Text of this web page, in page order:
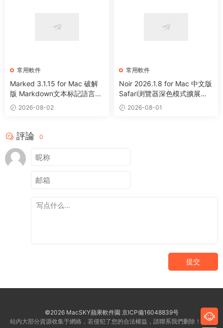
常用軟件
Marked 3.1.15 for Mac 破解
版 Markdown文本标記語言預
覽工具
2026-08-02
常用軟件
Noir 2026.1.8 for Mac 中文版
Safari浏覽器深色模式擴展程
序 2026-08-01
評論 0
提交
©2026 MacSKY蘋果軟件園 京ICP備16048839号
站内大部分資源收集于網絡，若侵犯了您的合法權益，請聯系我們删除！客服